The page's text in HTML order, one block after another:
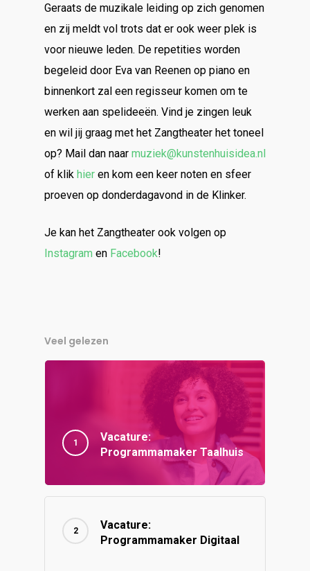
Geraats de muzikale leiding op zich genomen
en zij meldt vol trots dat er ook weer plek is
voor nieuwe leden. De repetities worden
begeleid door Eva van Reenen op piano en
binnenkort zal een regisseur komen om te
werken aan spelideeën. Vind je zingen leuk
en wil jij graag met het Zangtheater het toneel
op? Mail dan naar muziek@kunstenhuisidea.nl
of klik hier en kom een keer noten en sfeer
proeven op donderdagavond in de Klinker.
Je kan het Zangtheater ook volgen op
Instagram en Facebook!
Veel gelezen
Vacature:
Programmamaker Taalhuis
Vacature:
Programmamaker Digitaal